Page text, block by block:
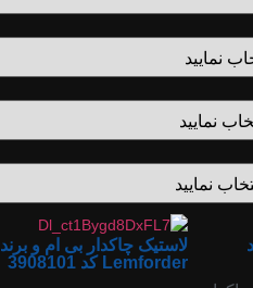
لاستیک چاکدار بی ام و برند
Lemforder کد 3908101